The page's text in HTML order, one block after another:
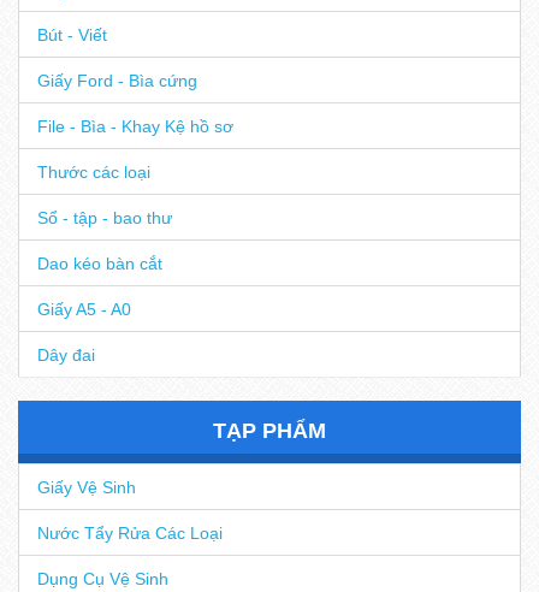
Bút - Viết
Giấy Ford - Bìa cứng
File - Bìa - Khay Kệ hồ sơ
Thước các loại
Sổ - tập - bao thư
Dao kéo bàn cắt
Giấy A5 - A0
Dây đai
TẠP PHẨM
Giấy Vệ Sinh
Nước Tẩy Rửa Các Loại
Dụng Cụ Vệ Sinh